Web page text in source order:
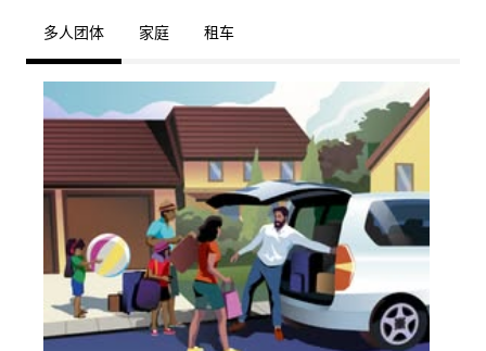
多人团体 家庭 租车